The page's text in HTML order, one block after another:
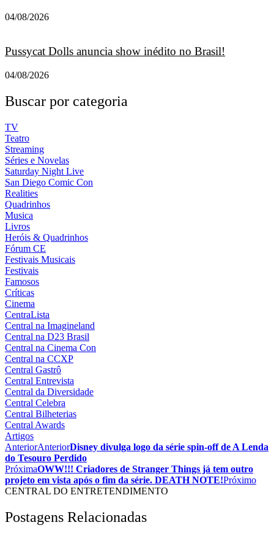
04/08/2026
Pussycat Dolls anuncia show inédito no Brasil!
04/08/2026
Buscar por categoria
TV
Teatro
Streaming
Séries e Novelas
Saturday Night Live
San Diego Comic Con
Realities
Quadrinhos
Musica
Livros
Heróis & Quadrinhos
Fórum CE
Festivais Musicais
Festivais
Famosos
Críticas
Cinema
CentraLista
Central na Imagineland
Central na D23 Brasil
Central na Cinema Con
Central na CCXP
Central Gastrô
Central Entrevista
Central da Diversidade
Central Celebra
Central Bilheterias
Central Awards
Artigos
AnteriorAnteriorDisney divulga logo da série spin-off de A Lenda
do Tesouro Perdido
PróximaOWW!!! Criadores de Stranger Things já tem outro
projeto em vista após o fim da série. DEATH NOTE!Próximo
CENTRAL DO ENTRETENDIMENTO
Postagens Relacionadas